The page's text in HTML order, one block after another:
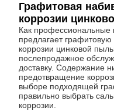
Графитовая
коррозии
Как профессиональные
предлагает
коррозии цинковой
послепродажное
доставку. Содержание
предотвращение
выборе подходящей
правильно выбрать
коррозии.